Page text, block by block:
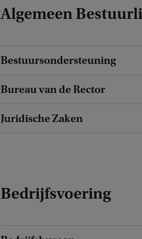
Algemeen
Bestuursondersteuning
Bureau van de Rector
Juridische Zaken
Bedrijfsvoering